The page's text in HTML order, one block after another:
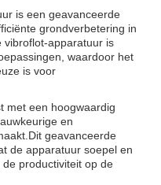
is een geavanceerde
grondverbetering in
vibroflot-apparatuur is
waardoor het
is voor
met een hoogwaardig
en
geavanceerde
de apparatuur soepel en
productiviteit op de